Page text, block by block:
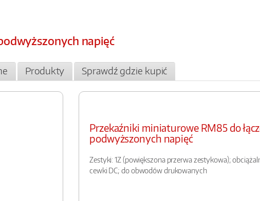
napięć
Produkty Sprawdź gdzie kupić
Przekaźniki miniaturowe RM85 do
podwyższonych napięć
Zestyki: 1Z (powiększona przerwa zestykowa);
cewki DC; do obwodów drukowanych